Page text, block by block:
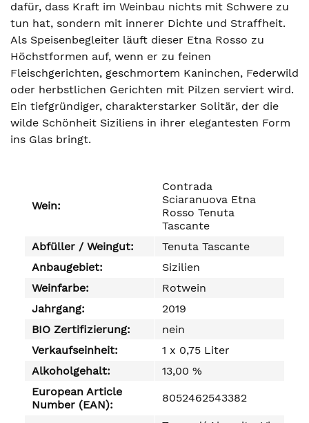
dafür, dass Kraft im Weinbau nichts mit Schwere zu
tun hat, sondern mit innerer Dichte und Straffheit.
Als Speisenbegleiter läuft dieser Etna Rosso zu
Höchstformen auf, wenn er zu feinen
Fleischgerichten, geschmortem Kaninchen, Federwild
oder herbstlichen Gerichten mit Pilzen serviert wird.
Ein tiefgründiger, charakterstarker Solitär, der die
wilde Schönheit Siziliens in ihrer elegantesten Form
ins Glas bringt.
Wein:
Contrada
Sciaranuova Etna
Rosso Tenuta
Tascante
Abfüller / Weingut:
Tenuta Tascante
Anbaugebiet:
Sizilien
Weinfarbe:
Rotwein
Jahrgang:
2019
BIO Zertifizierung:
nein
Verkaufseinheit:
1 x 0,75 Liter
Alkoholgehalt:
13,00 %
European Article
Number (EAN):
8052462543382